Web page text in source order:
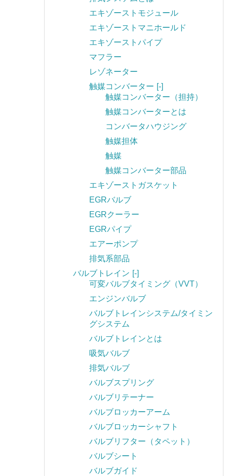
エキゾーストモジュール
エキゾーストマニホールド
エキゾーストパイプ
マフラー
レゾネーター
触媒コンバーター [-]
触媒コンバーター（担持）
触媒コンバーターとは
コンバータハウジング
触媒担体
触媒
触媒コンバーター部品
エキゾーストガスケット
EGRバルブ
EGRクーラー
EGRパイプ
エアーポンプ
排気系部品
バルブトレイン [-]
可変バルブタイミング（VVT）
エンジンバルブ
バルブトレインシステム/タイミン
グシステム
バルブトレインとは
吸気バルブ
排気バルブ
バルブスプリング
バルブリテーナー
バルブロッカーアーム
バルブロッカーシャフト
バルブリフター（タペット）
バルブシート
バルブガイド